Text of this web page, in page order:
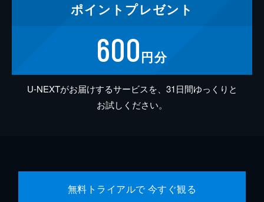
ポイント プレゼント
600円分
U-NEXTがお届けするサービスを、31日間ゆっくりと
お試しください。
無料トライアルで 今すぐ観る